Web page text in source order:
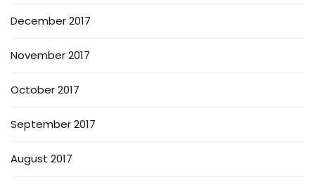
December 2017
November 2017
October 2017
September 2017
August 2017